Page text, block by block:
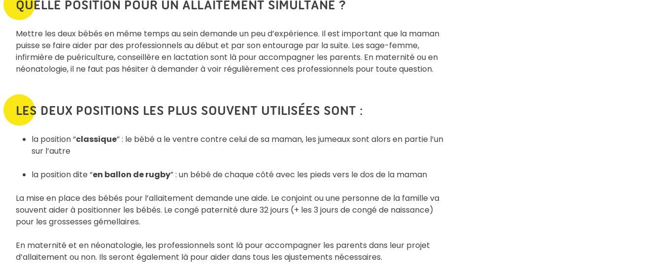
QUELLE POSITION POUR UN ALLAITEMENT SIMULTANÉ ?
Mettre les deux bébés en même temps au sein demande un peu d’expérience. Il est important que la maman
puisse se faire aider par des professionnels au début et par son entourage par la suite. Les sage-femme,
infirmière de puériculture, conseillère en lactation sont là pour accompagner les parents. En maternité ou en
néonatologie, il ne faut pas hésiter à demander à voir régulièrement ces professionnels pour toute question.
LES DEUX POSITIONS LES PLUS SOUVENT UTILISÉES SONT :
la position “classique” : le bébé a le ventre contre celui de sa maman, les jumeaux sont alors en partie l’un
sur l’autre
la position dite “en ballon de rugby” : un bébé de chaque côté avec les pieds vers le dos de la maman
La mise en place des bébés pour l’allaitement demande une aide. Le conjoint ou une personne de la famille va
souvent aider à positionner les bébés. Le congé paternité dure 32 jours (+ les 3 jours de congé de naissance)
pour les grossesses gémellaires.
En maternité et en néonatologie, les professionnels sont là pour accompagner les parents dans leur projet
d’allaitement ou non. Ils seront également là pour aider dans tous les ajustements nécessaires.